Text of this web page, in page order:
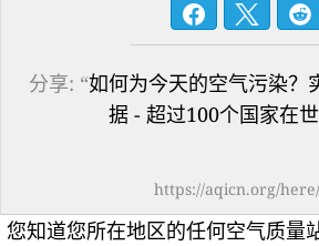
分享: “如何为今天的空气污染？
据 - 超过100个国家在世
https://aqicn.org/
您知道您所在地区的任何空气质量